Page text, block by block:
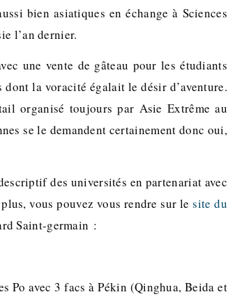
bien asiatiques en échange à Sciences
l’an dernier.
une vente de gâteau pour les étudiants
la voracité égalait le désir d’aventure.
organisé toujours par Asie Extrême au
se le demandent certainement donc oui,
des universités en partenariat avec
vous pouvez vous rendre sur lesite du
Saint-germain :
Po avec 3 facs à Pékin (Qinghua, Beida et